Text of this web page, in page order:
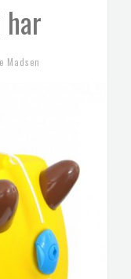
har
Madsen